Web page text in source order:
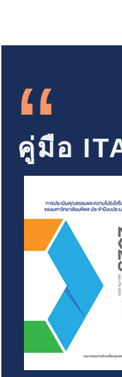
“
คู่มือ